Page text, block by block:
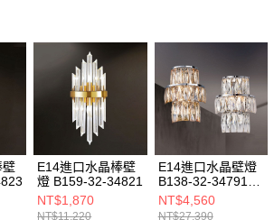
求債權轉讓予恩沛科技股份有限公司。
２．關於個人資料處理事宜，請瀏覽以下網址：
https://aftee.tw/terms/#terms3
３．未成年的使用者請事先徵得法定代理人或監
「AFTEE先享後付」，若未經同意申辦者引起
４．使用「AFTEE先享後付」時，將依據個別
即時審查核予不同之上限額度；若仍有額度不足
結果請求用戶進行身份認證。
５．嚴禁一人註冊多個帳號或使用他人資訊註冊
形，恩沛科技股份有限公司將有權停止該用戶之
壁
E14進口水晶棒壁
燈 B159-32-34821
NT$1,870
NT$11,220
E14進口水晶壁燈
B138-32-34791
34792
NT$4,560
NT$27,390